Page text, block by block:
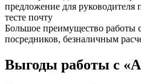
предложение для руководителя
тесте почту
Большое преимущество работы
посредников, безналичным
Выгоды работы с